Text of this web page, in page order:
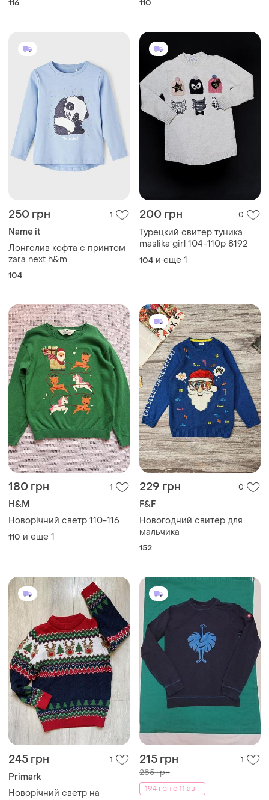
116 110
250 грн 1
Name it
Лонгслив кофта с принтом
zara next h&m
104
200 грн 0
Турецкий свитер туника
maslika girl 104-110р 8192
104 и еще 1
180 грн 1
H&M
Новорічний светр 110-116
110 и еще 1
229 грн 0
F&F
Новогодний свитер для
мальчика
152
245 грн 1
Primark
Новорічний светр на
215 грн 1
285 грн
194 грн с 11 авг.